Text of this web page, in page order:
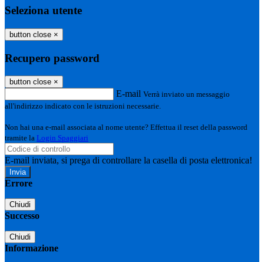
Seleziona utente
button close ×
Recupero password
button close ×
E-mail Verrà inviato un messaggio
all'indirizzo indicato con le istruzioni necessarie.
Non hai una e-mail associata al nome utente? Effettua il reset della password
tramite la Login Spaggiari
E-mail inviata, si prega di controllare la casella di posta elettronica!
Errore
Chiudi
Successo
Chiudi
Informazione